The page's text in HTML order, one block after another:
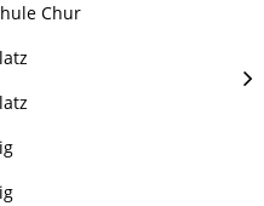
Chur